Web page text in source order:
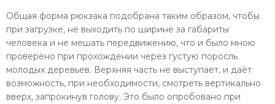
Общая форма рюкзака подобрана таким образом, чтобы
при загрузке, не выходить по ширине за габариты
человека и не мешать передвижению, что и было мною
проверено при прохождении через густую поросль
молодых деревьев. Верхняя часть не выступает, и даёт
возможность, при необходимости, смотреть вертикально
вверх, запрокинув голову. Это было опробовано при